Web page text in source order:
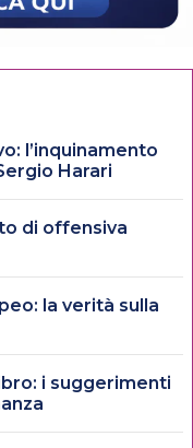
l’inquinamento
Harari
di offensiva
la verità sulla
i suggerimenti